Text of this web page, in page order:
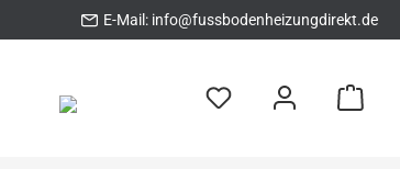
E-Mail: info@fussbodenheizungdirekt.de